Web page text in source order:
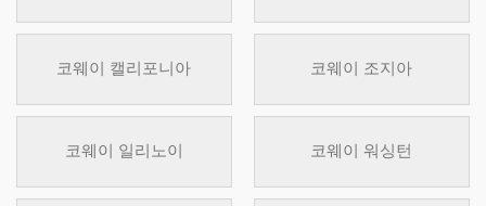
코웨이 캘리포니아 코웨이 조지아
코웨이 일리노이 코웨이 워싱턴